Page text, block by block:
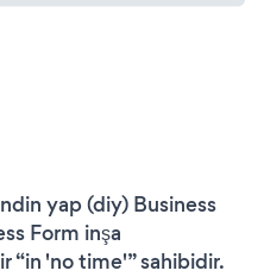
yap (diy) Business
Form inşa
“in 'no time'” sahibidir.